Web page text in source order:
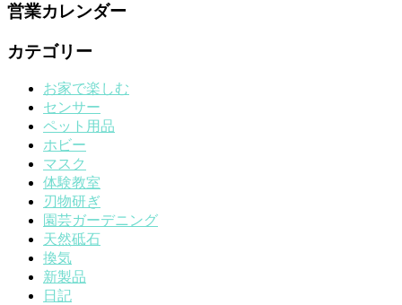
営業カレンダー
カテゴリー
お家で楽しむ
センサー
ペット用品
ホビー
マスク
体験教室
刃物研ぎ
園芸ガーデニング
天然砥石
換気
新製品
日記